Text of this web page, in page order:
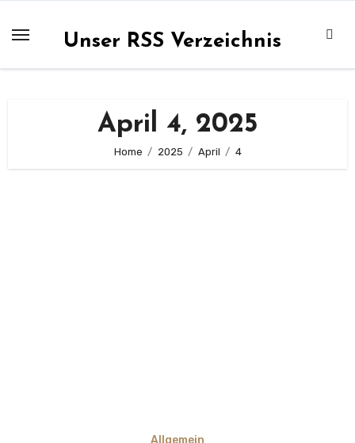
Inhalt
Unser RSS Verzeichnis
April 4, 2025
Home 2025 April 4
Allgemein